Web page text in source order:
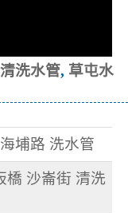
洗水管, 草屯水
埔路 洗水管
橋 沙崙街 清洗